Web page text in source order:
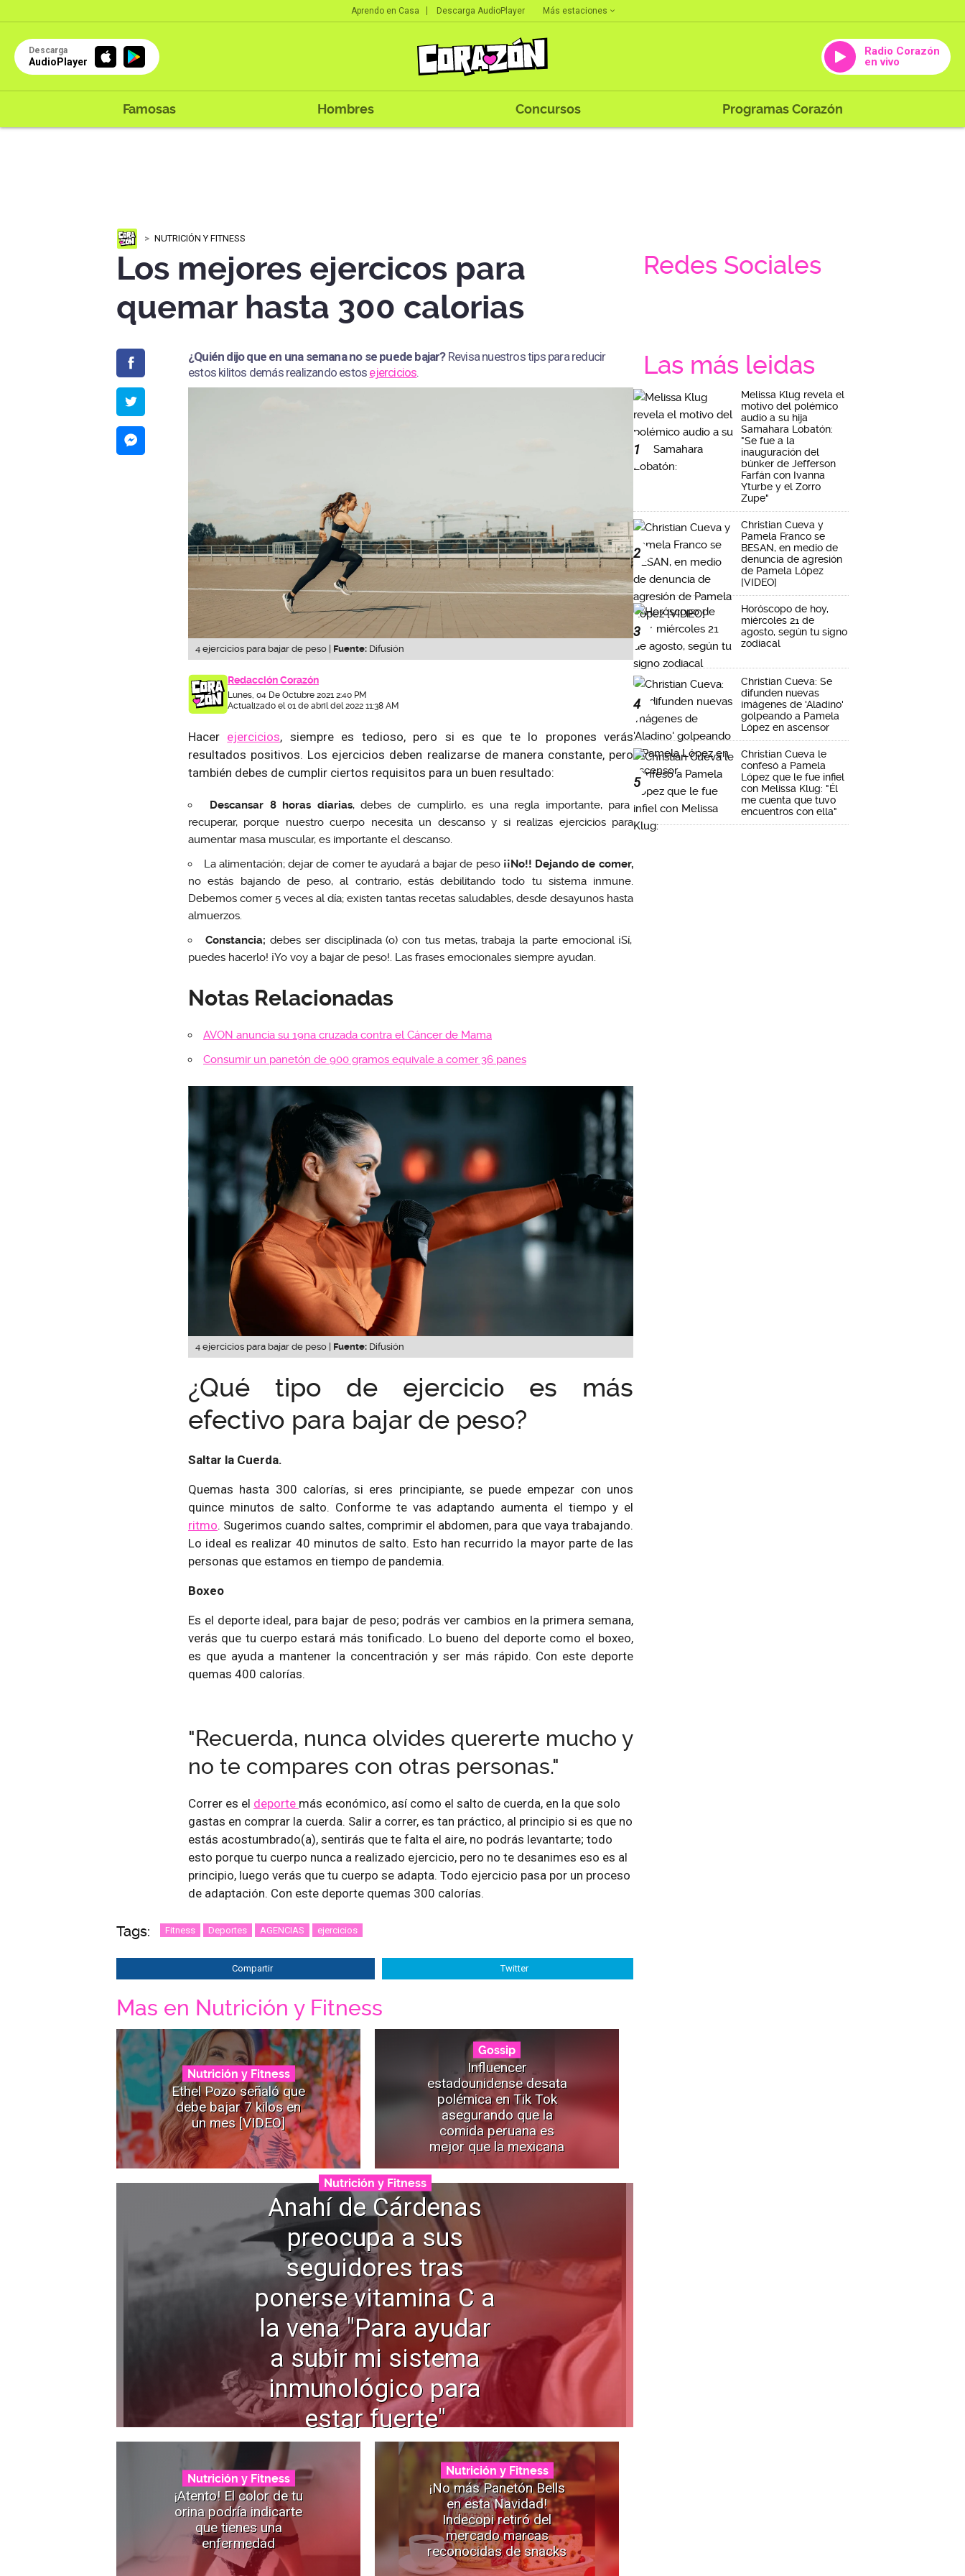
Aprendo en Casa Descarga AudioPlayer Más estaciones
Descarga
AudioPlayer
Radio Corazón
en vivo
Famosas Hombres Concursos Programas Corazón
NUTRICIÓN Y FITNESS
Los mejores ejercicos para
quemar hasta 300 calorias
¿Quién dijo que en una semana no se puede bajar?Revisa nuestros tips para reducir
estos kilitos demás realizando estos ejercicios.
4 ejercicios para bajar de peso | Fuente: Difusión
Redacción Corazón
Lunes, 04 De Octubre 2021 2:40 PM
Actualizado el 01 de abril del 2022 11:38 AM
Hacer ejercicios, siempre es tedioso, pero si es que te lo propones verás
resultados positivos. Los ejercicios deben realizarse de manera constante, pero
también debes de cumplir ciertos requisitos para un buen resultado:
Descansar 8 horas diarias, debes de cumplirlo, es una regla importante, para
recuperar, porque nuestro cuerpo necesita un descanso y si realizas ejercicios para
aumentar masa muscular, es importante el descanso.
La alimentación; dejar de comer te ayudará a bajar de peso ¡¡No!! Dejando de comer,
no estás bajando de peso, al contrario, estás debilitando todo tu sistema inmune.
Debemos comer 5 veces al día; existen tantas recetas saludables, desde desayunos hasta
almuerzos.
Constancia; debes ser disciplinada (o) con tus metas, trabaja la parte emocional ¡Sí,
puedes hacerlo! ¡Yo voy a bajar de peso!. Las frases emocionales siempre ayudan.
Notas Relacionadas
AVON anuncia su 19na cruzada contra el Cáncer de Mama
Consumir un panetón de 900 gramos equivale a comer 36 panes
4 ejercicios para bajar de peso | Fuente: Difusión
¿Qué tipo de ejercicio es más
efectivo para bajar de peso?
Saltar la Cuerda.
Quemas hasta 300 calorías, si eres principiante, se puede empezar con unos
quince minutos de salto. Conforme te vas adaptando aumenta el tiempo y el
ritmo. Sugerimos cuando saltes, comprimir el abdomen, para que vaya trabajando.
Lo ideal es realizar 40 minutos de salto. Esto han recurrido la mayor parte de las
personas que estamos en tiempo de pandemia.
Boxeo
Es el deporte ideal, para bajar de peso; podrás ver cambios en la primera semana,
verás que tu cuerpo estará más tonificado. Lo bueno del deporte como el boxeo,
es que ayuda a mantener la concentración y ser más rápido. Con este deporte
quemas 400 calorías.
"Recuerda, nunca olvides quererte mucho y
no te compares con otras personas."
Correr es el deporte más económico, así como el salto de cuerda, en la que solo
gastas en comprar la cuerda. Salir a correr, es tan práctico, al principio si es que no
estás acostumbrado(a), sentirás que te falta el aire, no podrás levantarte; todo
esto porque tu cuerpo nunca a realizado ejercicio, pero no te desanimes eso es al
principio, luego verás que tu cuerpo se adapta. Todo ejercicio pasa por un proceso
de adaptación. Con este deporte quemas 300 calorías.
Tags: Fitness Deportes AGENCIAS ejercicios
Compartir Twitter
Mas en Nutrición y Fitness
Nutrición y Fitness
Ethel Pozo señaló que
debe bajar 7 kilos en
un mes [VIDEO]
Gossip
Influencer
estadounidense desata
polémica en Tik Tok
asegurando que la
comida peruana es
mejor que la mexicana
Nutrición y Fitness
Anahí de Cárdenas
preocupa a sus
seguidores tras
ponerse vitamina C a
la vena "Para ayudar
a subir mi sistema
inmunológico para
estar fuerte"
Nutrición y Fitness
¡Atento! El color de tu
orina podría indicarte
que tienes una
enfermedad
Nutrición y Fitness
¡No más Panetón Bells
en esta Navidad!
Indecopi retiró del
mercado marcas
reconocidas de snacks
Redes Sociales
Las más leidas
1
Melissa Klug revela el
motivo del polémico
audio a su hija
Samahara Lobatón:
"Se fue a la
inauguración del
búnker de Jefferson
Farfán con Ivanna
Yturbe y el Zorro
Zupe"
2
Christian Cueva y
Pamela Franco se
BESAN, en medio de
denuncia de agresión
de Pamela López
[VIDEO]
3
Horóscopo de hoy,
miércoles 21 de
agosto, según tu signo
zodiacal
4
Christian Cueva: Se
difunden nuevas
imágenes de 'Aladino'
golpeando a Pamela
López en ascensor
5
Christian Cueva le
confesó a Pamela
López que le fue infiel
con Melissa Klug: "Él
me cuenta que tuvo
encuentros con ella"